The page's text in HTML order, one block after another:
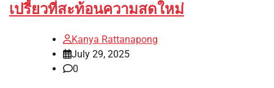
เปรี้ยวที่สะท้อนความสดใหม่
Kanya Rattanapong
July 29, 2025
0